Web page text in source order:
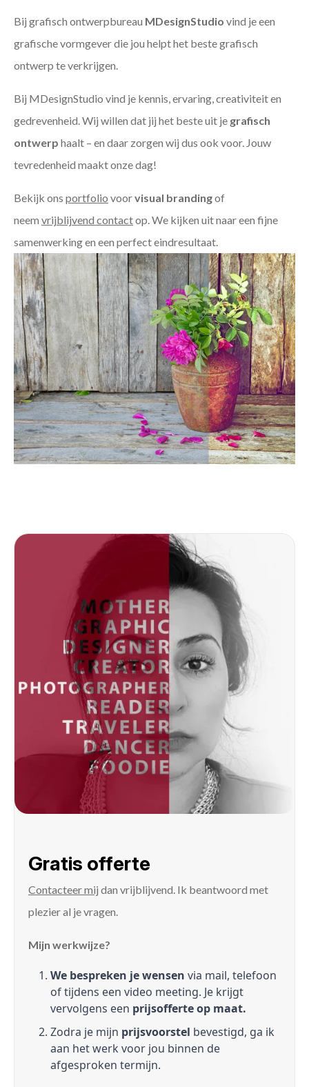
Bij grafisch ontwerpbureau MDesignStudio vind je een
grafische vormgever die jou helpt het beste grafisch
ontwerp te verkrijgen.
Bij MDesignStudio vind je kennis, ervaring, creativiteit en
gedrevenheid. Wij willen dat jij het beste uit je grafisch
ontwerp haalt – en daar zorgen wij dus ook voor. Jouw
tevredenheid maakt onze dag!
Bekijk ons portfolio voorvisual brandingof
neem vrijblijvend contactop. We kijken uit naar een fijne
samenwerking en een perfect eindresultaat.
Gratis offerte
Contacteer mij dan vrijblijvend. Ik beantwoord met
plezier al je vragen.
Mijn werkwijze?
We bespreken je wensen via mail, telefoon
of tijdens een video meeting. Je krijgt
vervolgens een prijsofferte op maat.
Zodra je mijn prijsvoorstel bevestigd, ga ik
aan het werk voor jou binnen de
afgesproken termijn.